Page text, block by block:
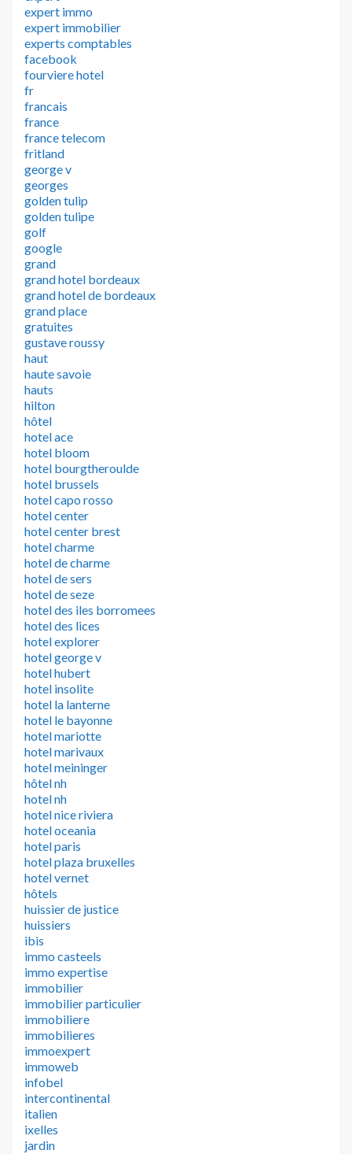
expert immo
expert immobilier
experts comptables
facebook
fourviere hotel
fr
francais
france
france telecom
fritland
george v
georges
golden tulip
golden tulipe
golf
google
grand
grand hotel bordeaux
grand hotel de bordeaux
grand place
gratuites
gustave roussy
haut
haute savoie
hauts
hilton
hôtel
hotel ace
hotel bloom
hotel bourgtheroulde
hotel brussels
hotel capo rosso
hotel center
hotel center brest
hotel charme
hotel de charme
hotel de sers
hotel de seze
hotel des iles borromees
hotel des lices
hotel explorer
hotel george v
hotel hubert
hotel insolite
hotel la lanterne
hotel le bayonne
hotel mariotte
hotel marivaux
hotel meininger
hôtel nh
hotel nh
hotel nice riviera
hotel oceania
hotel paris
hotel plaza bruxelles
hotel vernet
hôtels
huissier de justice
huissiers
ibis
immo casteels
immo expertise
immobilier
immobilier particulier
immobiliere
immobilieres
immoexpert
immoweb
infobel
intercontinental
italien
ixelles
jardin